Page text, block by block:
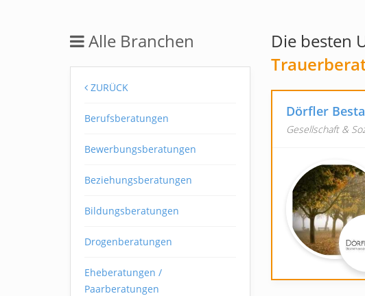
Alle Branchen
ZURÜCK
Berufsberatungen
Bewerbungsberatungen
Beziehungsberatungen
Bildungsberatungen
Drogenberatungen
Eheberatungen /
Paarberatungen
Die besten
Dörfler
Gesellschaft &